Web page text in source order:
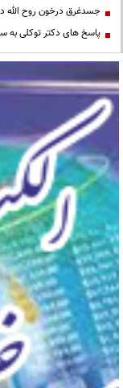
جسدغرق درخون روح
پاسخ های دکتر توکلی به